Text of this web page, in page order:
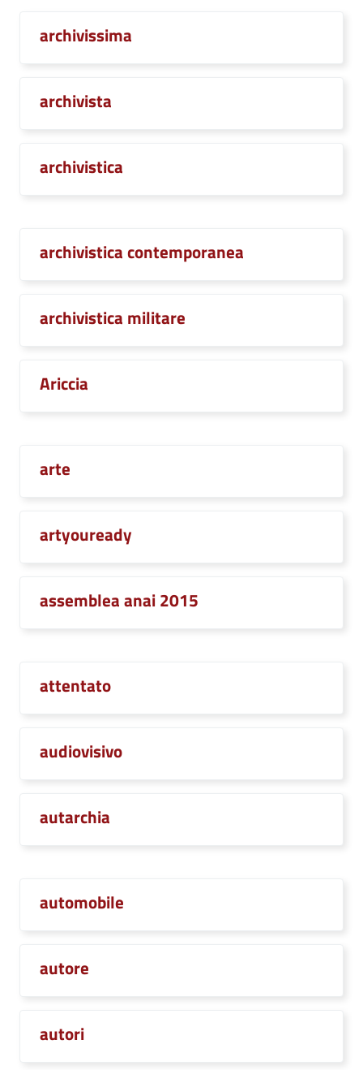
archivissima
archivista
archivistica
archivistica contemporanea
archivistica militare
Ariccia
arte
artyouready
assemblea anai 2015
attentato
audiovisivo
autarchia
automobile
autore
autori